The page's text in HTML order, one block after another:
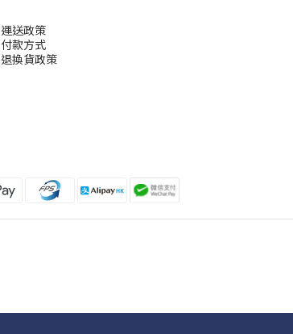
運送政策
付款方式
退換貨政策